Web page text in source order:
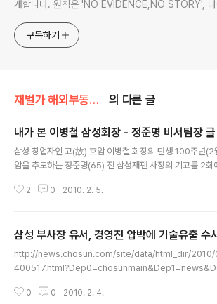
개합니다. 원칙은 'NO EVIDENCE,NO STORY', 다
jesim56@gmail.com, 안보일때는 구글리더나 RSS
구독하기
재벌가 해외부동산/삼성 의 다른 글
내가 본 이병철 삼성회장 - 정준명 비서팀장 글
삼성 창업자인 고(故) 호암 이병철 회장의 탄생 100주년(2
암을 추모하는 정준명(65) 전 삼성재팬 사장의 기고를 2회
동안 호암의 지근거리에서 근무했습니다. 호암을 가까이에
ml?ctg=1100&cloc=home|list|list2 ◆호암은 한국 현대
리나라의 위상을 높여 온 삼성그룹의 창업주 고(故) 호암(
喆) 회장(이하 호암)의 탄신 100주년을 2월 12..
2 0 2010. 2. 5.
삼성 부사장 유서, 경영진 압박에 기술유출 수
http://news.chosun.com/site/data/html_dir/
부사장 이모(51)씨가 자신의 생일이자 사고 전날인 25일 밤
0 0 2010. 2. 4.